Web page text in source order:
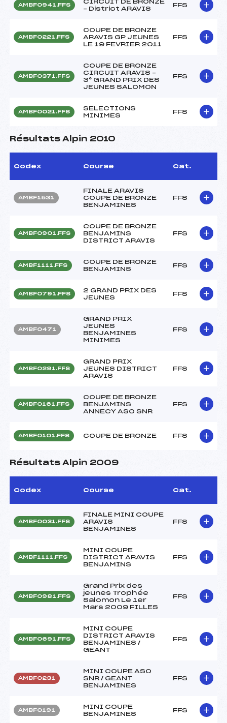
AMBF0941.FFS
CIRCUIT DE BRONZE
– District ARAVIS
FFS
AMBF0221.FFS
COUPE DE BRONZE
ARAVIS GP JEUNES
LE 19 FEVRIER 2011
FFS
AMBF0371.FFS
COUPE DE BRONZE
CIRCUIT ARAVIS –
3° GRAND PRIX DES
JEUNES SALOMON
FFS
AMBF0021.FFS
SELECTIONS
MINIMES
FFS
Résultats Alpin 2010
Codex Course Cat.
AMBF1531
FINALE ARAVIS
COUPE DE BRONZE
BENJAMINES
FFS
AMBF0901.FFS
COUPE DE BRONZE
BENJAMINS
DISTRICT ARAVIS
FFS
AMBF1111.FFS
COUPE DE BRONZE
BENJAMINS
FFS
AMBF0791.FFS
2 GRAND PRIX DES
JEUNES
FFS
AMBF0471
GRAND PRIX
JEUNES
BENJAMINES
MINIMES
FFS
AMBF0291.FFS
GRAND PRIX
JEUNES DISTRICT
ARAVIS
FFS
AMBF0161.FFS
COUPE DE BRONZE
BENJAMINS
ANNECY ASO SNR
FFS
AMBF0101.FFS COUPE DE BRONZE FFS
Résultats Alpin 2009
Codex Course Cat.
AMBF0031.FFS
FINALE MINI COUPE
ARAVIS
BENJAMINES
FFS
AMBF1111.FFS
MINI COUPE
DISTRICT ARAVIS
BENJAMINS
FFS
AMBF0981.FFS
Grand Prix des
jeunes Trophée
Salomon Le 1er
Mars 2009 FILLES
FFS
AMBF0691.FFS
MINI COUPE
DISTRICT ARAVIS
BENJAMINES /
GEANT
FFS
AMBF0231
MINI COUPE ASO
SNR / GEANT
BENJAMINES
FFS
AMBF0191
MINI COUPE
BENJAMINES
FFS